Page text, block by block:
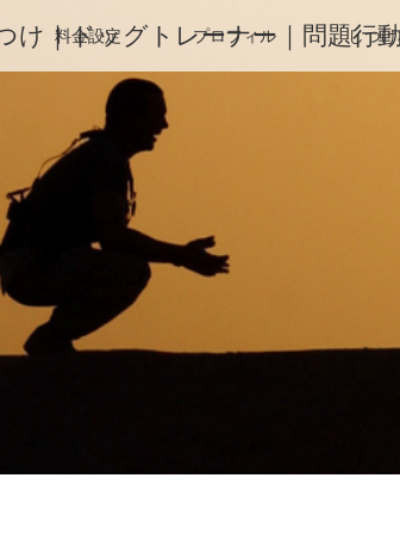
け｜ドッグトレーナー｜問題行
料金設定 プロフィル しつ